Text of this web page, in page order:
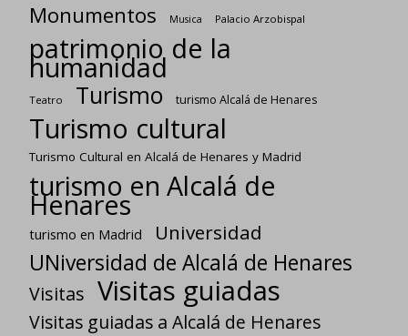
Monumentos Musica Palacio Arzobispal
patrimonio de la
humanidad
Teatro Turismo turismo Alcalá de Henares
Turismo cultural
Turismo Cultural en Alcalá de Henares y Madrid
turismo en Alcalá de
Henares
turismo en Madrid Universidad
UNiversidad de Alcalá de Henares
Visitas Visitas guiadas
Visitas guiadas a Alcalá de Henares